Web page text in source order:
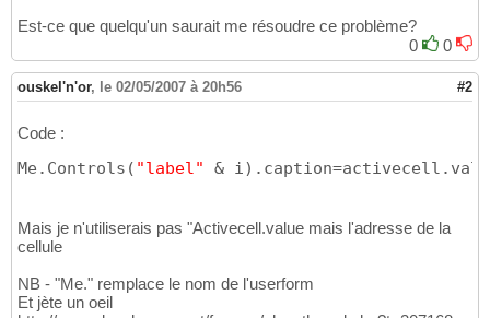
Est-ce que quelqu'un saurait me résoudre ce problème?
0
0
ouskel'n'or, le 02/05/2007 à 20h56 #2
Code :
Me.Controls ( "label" & i)
Mais je n'utiliserais pas "Activecell.value mais l'adresse de la
cellule
NB - "Me." remplace le nom de l'userform
Et jète un oeil